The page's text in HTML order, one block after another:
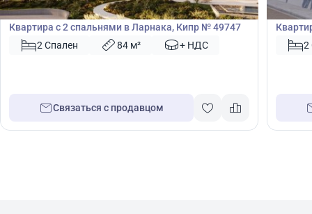
Квартира
Квартира с 2 спальнями в Ларнака, Кипр № 49747
2 Спален
84 м² + НДС
Связаться с продавцом
Кипр2